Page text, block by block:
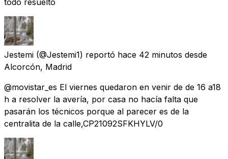
Jestemi (@Jestemi1) reportó hace 42 minutos desde
Alcorcón, Madrid
@movistar_es El viernes quedaron en venir de de 16 a18
h a resolver la avería, por casa no hacía falta que
pasarán los técnicos porque al parecer es de la
centralita de la calle,CP21092SFKHYLV/0